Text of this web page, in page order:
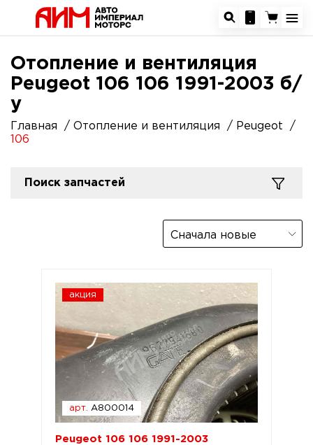
Отопление и вентиляция
Peugeot 106 106 1991-2003 б/
у
Главная Отопление и вентиляция
Peugeot
106
Поиск запчастей
Сначала новые
акция
арт. A800014
Peugeot 106 106 1991-2003